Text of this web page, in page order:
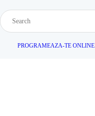
PROGRAMEAZA-TE ONLINE